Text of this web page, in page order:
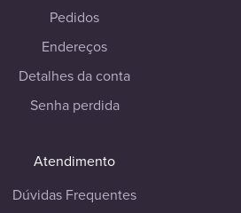
Pedidos
Endereços
Detalhes da conta
Senha perdida
Atendimento
Dúvidas Frequentes